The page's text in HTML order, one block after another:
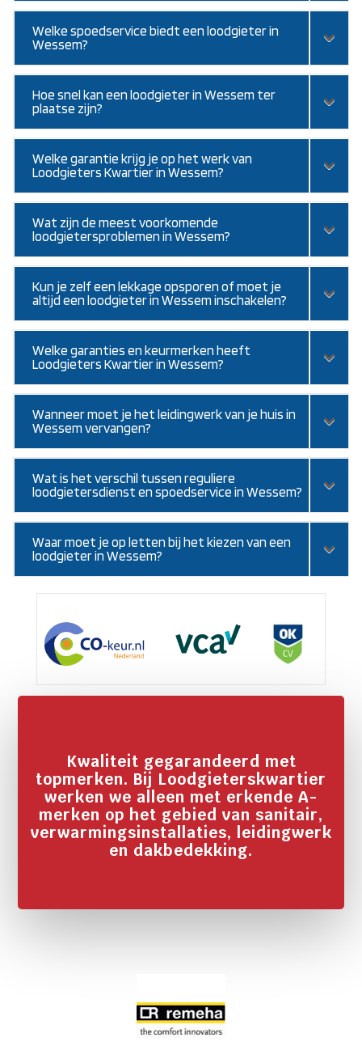
Welke spoedservice biedt een loodgieter in
Wessem?
Hoe snel kan een loodgieter in Wessem ter
plaatse zijn?
Welke garantie krijg je op het werk van
Loodgieters Kwartier in Wessem?
Wat zijn de meest voorkomende
loodgietersproblemen in Wessem?
Kun je zelf een lekkage opsporen of moet je
altijd een loodgieter in Wessem inschakelen?
Welke garanties en keurmerken heeft
Loodgieters Kwartier in Wessem?
Wanneer moet je het leidingwerk van je huis in
Wessem vervangen?
Wat is het verschil tussen reguliere
loodgietersdienst en spoedservice in Wessem?
Waar moet je op letten bij het kiezen van een
loodgieter in Wessem?
Kwaliteit gegarandeerd met
topmerken. Bij Loodgieterskwartier
werken we alleen met erkende A-
merken op het gebied van sanitair,
verwarmingsinstallaties, leidingwerk
en dakbedekking.